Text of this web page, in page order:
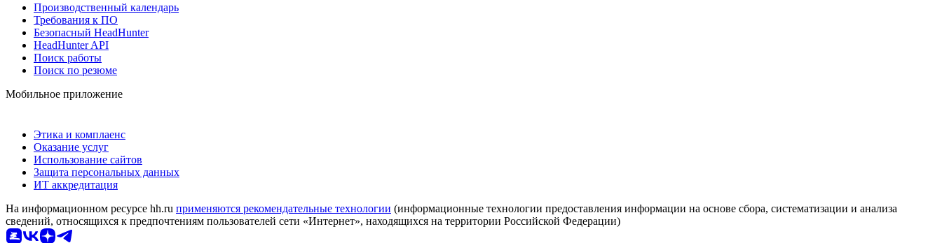
Производственный календарь
Требования к ПО
Безопасный HeadHunter
HeadHunter API
Поиск работы
Поиск по резюме
Мобильное приложение
Этика и комплаенс
Оказание услуг
Использование сайтов
Защита персональных данных
ИТ аккредитация
На информационном ресурсе hh.ru применяются рекомендательные технологии (информационные технологии предоставления информации на основе сбора, систематизации и анализа
сведений, относящихся к предпочтениям пользователей сети «Интернет», находящихся на территории Российской Федерации)